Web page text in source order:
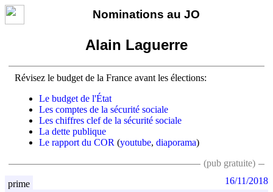
Nominations au JO
Alain Laguerre
Révisez le budget de la France avant les élections:
Le budget de l'État
Les comptes de la sécurité sociale
Les chiffres clef de la sécurité sociale
La dette publique
Le rapport du COR (youtube, diaporama)
(pub gratuite)
prime 16/11/2018